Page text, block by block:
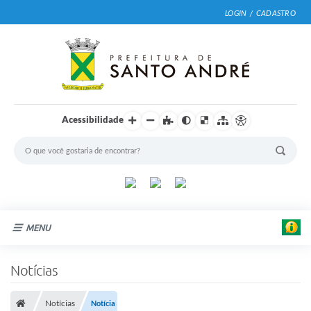
LOGIN / CADASTRO
Acessibilidade
MENU
Notícias
Notícias Notícia